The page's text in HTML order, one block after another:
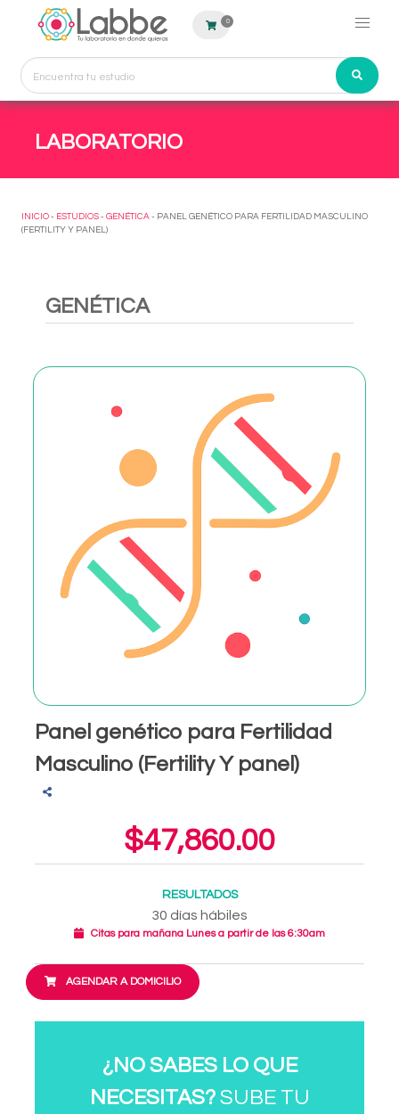
0
LABORATORIO
INICIO - ESTUDIOS - GENÉTICA - PANEL GENÉTICO PARA FERTILIDAD MASCULINO
(FERTILITY Y PANEL)
GENÉTICA
Panel genético para Fertilidad
Masculino (Fertility Y panel)
$47,860.00
RESULTADOS
30 días hábiles
Citas para mañana Lunes a partir de las 6:30am
AGENDAR A DOMICILIO
¿NO SABES LO QUE
NECESITAS?SUBE TU